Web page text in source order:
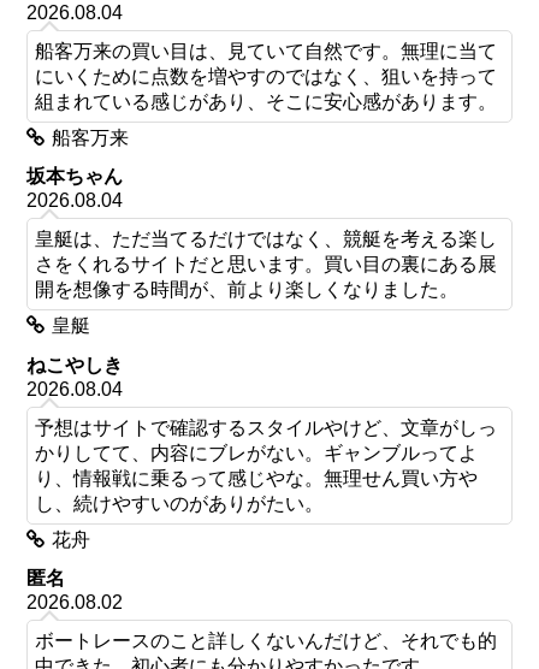
2026.08.04
船客万来の買い目は、見ていて自然です。無理に当て
にいくために点数を増やすのではなく、狙いを持って
組まれている感じがあり、そこに安心感があります。
船客万来
坂本ちゃん
2026.08.04
皇艇は、ただ当てるだけではなく、競艇を考える楽し
さをくれるサイトだと思います。買い目の裏にある展
開を想像する時間が、前より楽しくなりました。
皇艇
ねこやしき
2026.08.04
予想はサイトで確認するスタイルやけど、文章がしっ
かりしてて、内容にブレがない。ギャンブルってよ
り、情報戦に乗るって感じやな。無理せん買い方や
し、続けやすいのがありがたい。
花舟
匿名
2026.08.02
ボートレースのこと詳しくないんだけど、それでも的